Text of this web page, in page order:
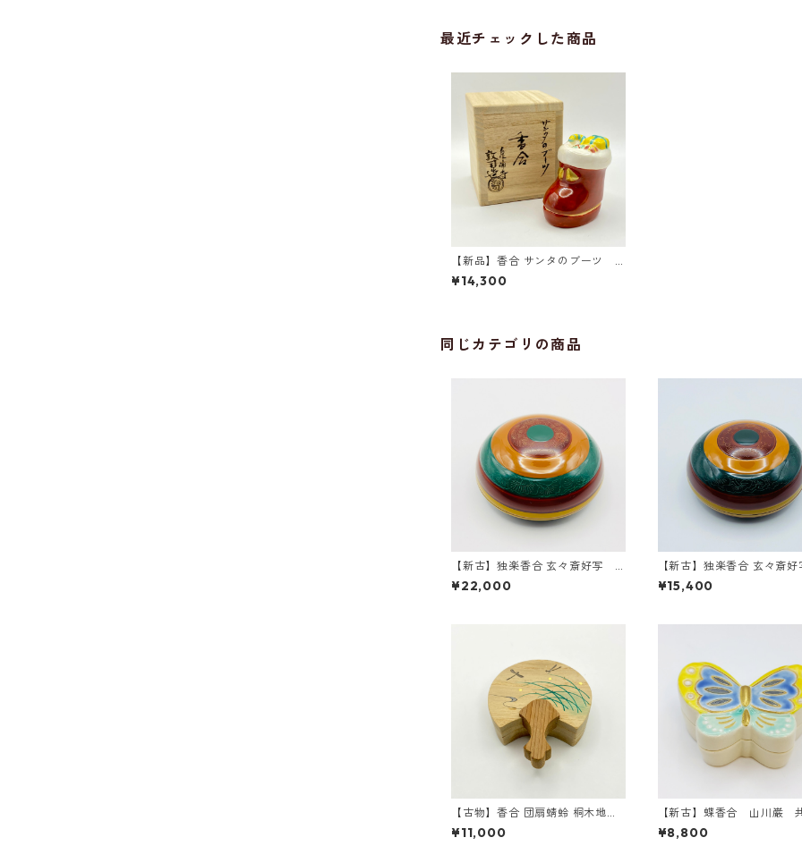
最近チェックした商品
【新品】香合 サンタのブーツ
山川敦司 共箱入
¥14,300
同じカテゴリの商品
【新古】独楽香合 玄々斎好写
辻秀甫 共箱入
¥22,000
【新古】独楽香合 玄々斎
熊谷秀穂 共箱入
¥15,400
【古物】香合 団扇蜻蛉 桐木地
中村宗悦 共箱入
¥11,000
【新古】蝶香合 山川巌
¥8,800